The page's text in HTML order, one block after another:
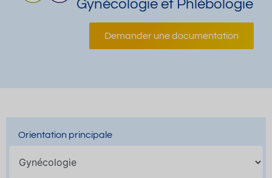
Gynécologie et Phlébologie
Demander une documentation
Orientation principale